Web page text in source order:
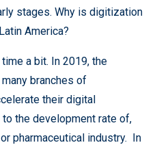
stages. Why is digitization
America?
a bit. In 2019, the
branches of
their digital
the development rate of,
pharmaceutical industry. In